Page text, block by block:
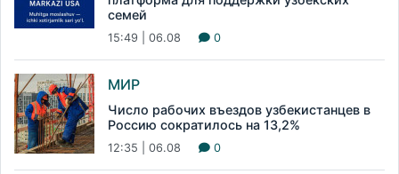
семей
15:49 | 06.08 0
МИР
Число рабочих въездов узбекистанцев в
Россию сократилось на 13,2%
12:35 | 06.08 0